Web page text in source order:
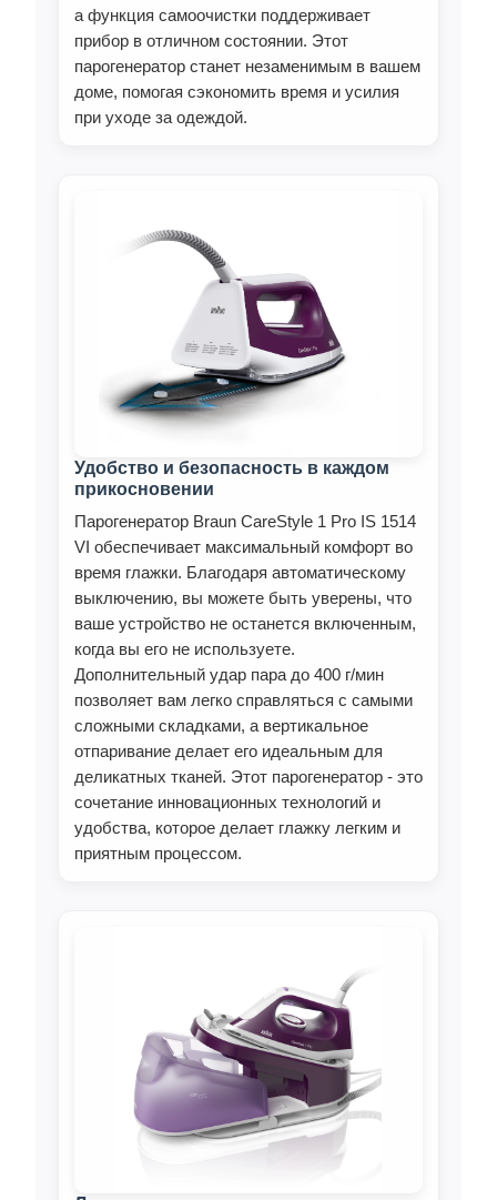
а функция самоочистки поддерживает
прибор в отличном состоянии. Этот
парогенератор станет незаменимым в вашем
доме, помогая сэкономить время и усилия
при уходе за одеждой.
Удобство и безопасность в каждом
прикосновении
Парогенератор Braun CareStyle 1 Pro IS 1514
VI обеспечивает максимальный комфорт во
время глажки. Благодаря автоматическому
выключению, вы можете быть уверены, что
ваше устройство не останется включенным,
когда вы его не используете.
Дополнительный удар пара до 400 г/мин
позволяет вам легко справляться с самыми
сложными складками, а вертикальное
отпаривание делает его идеальным для
деликатных тканей. Этот парогенератор - это
сочетание инновационных технологий и
удобства, которое делает глажку легким и
приятным процессом.